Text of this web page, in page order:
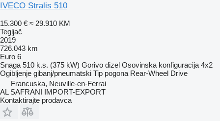
IVECO Stralis 510
15.300 € ≈ 29.910 KM
Tegljač
2019
726.043 km
Euro 6
Snaga 510 k.s. (375 kW) Gorivo dizel Osovinska konfiguracija 4x2
Ogibljenje gibanj/pneumatski Tip pogona Rear-Wheel Drive
Francuska, Neuville-en-Ferrai
AL SAFRANI IMPORT-EXPORT
Kontaktirajte prodavca